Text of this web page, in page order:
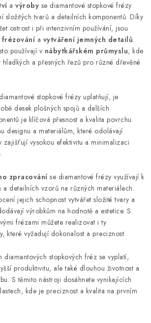
a výroby se diamantové stopkové frézy
složitých tvarů a detailních komponentů. Díky
ostrost i při intenzivním používání, jsou
a vytváření jemných detailů.
používají v nábytkářském průmyslu, kde
a přesných řezů pro různé dřevěné
stopkové frézy uplatňují, je
desek plošných spojů a dalších
je klíčová přesnost a kvalita povrchu.
designu a materiálům, které odolávají
zajišťují vysokou efektivitu a minimalizaci
zpracování se diamantové frézy využívají k
a detailních vzorů na různých materiálech.
jejich schopnost vytvářet složité tvary a
výrobkům na hodnotě a estetice. S
frézami můžete realizovat i ty
které vyžadují dokonalost a preciznost.
diamantových stopkových fréz se vyplatí,
produktivitu, ale také dlouhou životnost a
S těmito nástroji dosáhnete vynikajících
kde je preciznost a kvalita na prvním